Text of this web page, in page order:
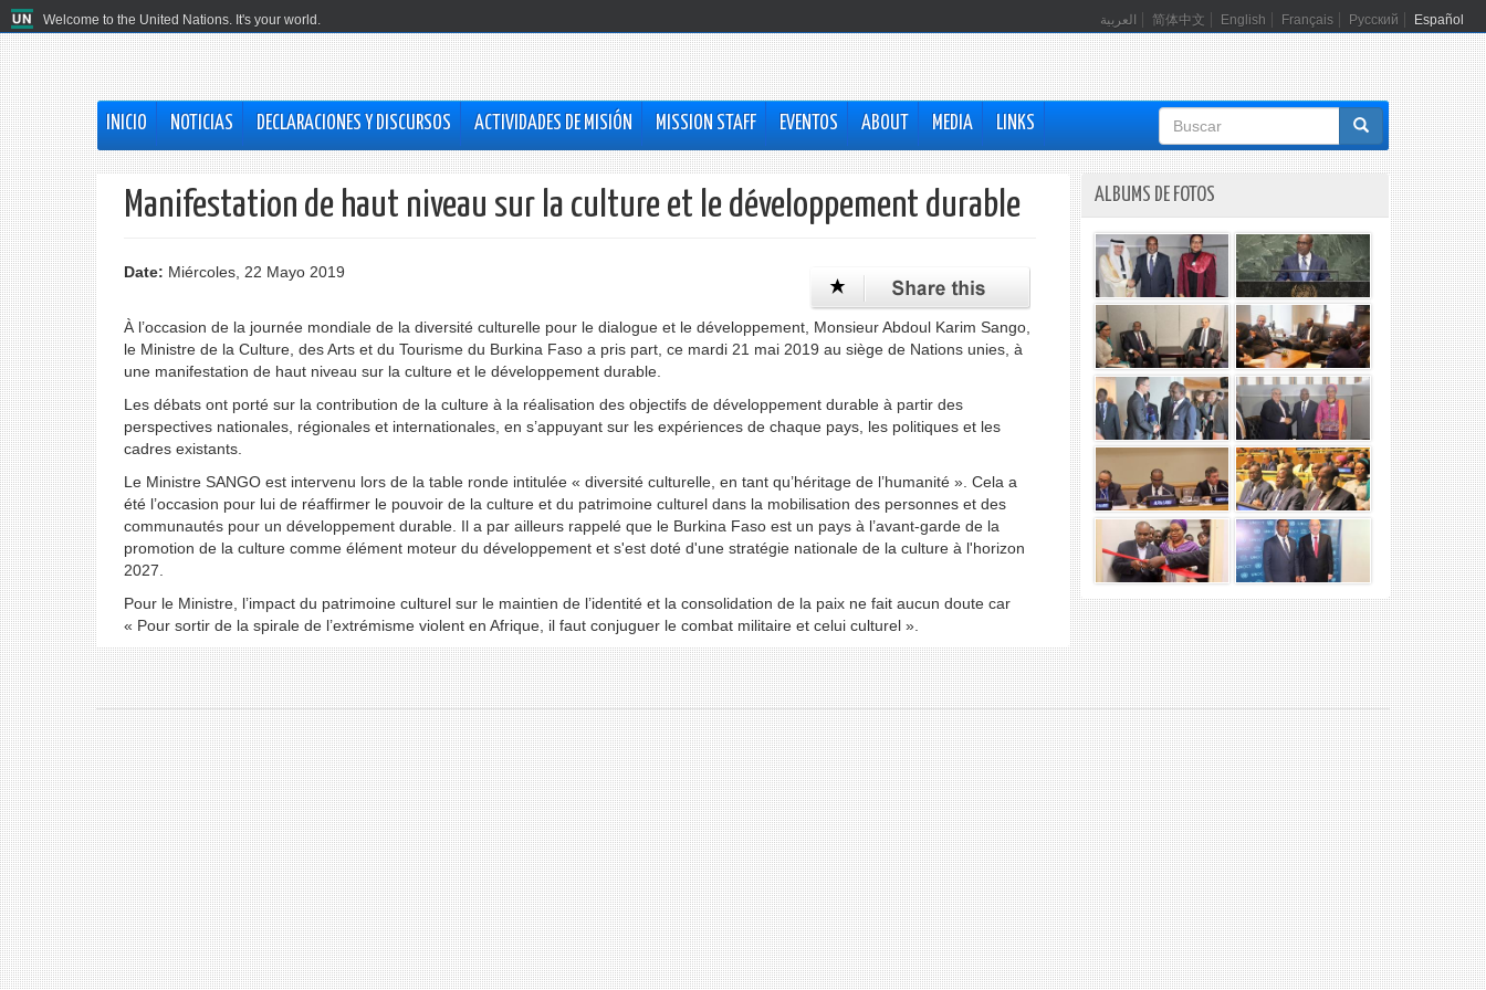
Welcome to the United Nations. It's your world. العربية 简体中文 English Français Русский Español
INICIO NOTICIAS DECLARACIONES Y DISCURSOS ACTIVIDADES DE MISIÓN MISSION STAFF EVENTOS ABOUT MEDIA LINKS
Formulario
de
búsqueda
Manifestation de haut niveau sur la culture et le développement durable
Date: Miércoles, 22 Mayo 2019
À l’occasion de la journée mondiale de la diversité culturelle pour le dialogue et le développement, Monsieur Abdoul Karim Sango,
le Ministre de la Culture, des Arts et du Tourisme du Burkina Faso a pris part, ce mardi 21 mai 2019 au siège de Nations unies, à
une manifestation de haut niveau sur la culture et le développement durable.
Les débats ont porté sur la contribution de la culture à la réalisation des objectifs de développement durable à partir des
perspectives nationales, régionales et internationales, en s’appuyant sur les expériences de chaque pays, les politiques et les
cadres existants.
Le Ministre SANGO est intervenu lors de la table ronde intitulée « diversité culturelle, en tant qu’héritage de l’humanité ». Cela a
été l’occasion pour lui de réaffirmer le pouvoir de la culture et du patrimoine culturel dans la mobilisation des personnes et des
communautés pour un développement durable. Il a par ailleurs rappelé que le Burkina Faso est un pays à l’avant-garde de la
promotion de la culture comme élément moteur du développement et s'est doté d'une stratégie nationale de la culture à l'horizon
2027.
Pour le Ministre, l’impact du patrimoine culturel sur le maintien de l’identité et la consolidation de la paix ne fait aucun doute car
« Pour sortir de la spirale de l’extrémisme violent en Afrique, il faut conjuguer le combat militaire et celui culturel ».
ALBUMS DE FOTOS